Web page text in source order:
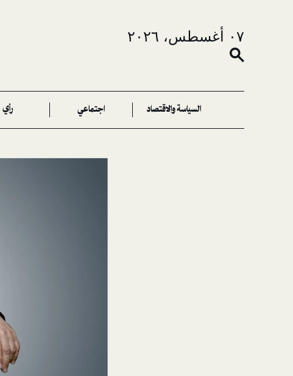
٠٧ أغسطس، ٢٠٢٦
السياسة والاقتصاد اجتماعي رأي